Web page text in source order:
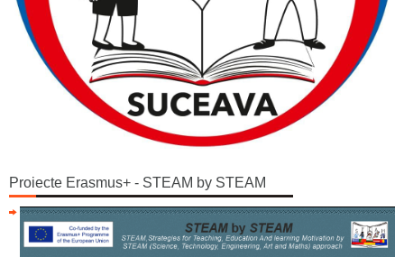
Proiecte Erasmus+ - STEAM by STEAM